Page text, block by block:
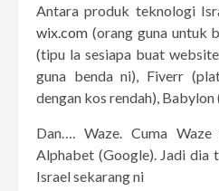
Antara produk teknologi
wix.com (orang guna untuk
(tipu la sesiapa buat
guna benda ni), Fiverr
dengan kos rendah), Babylon
Dan…. Waze. Cuma
Alphabet (Google). Jadi dia
Israel sekarang ni